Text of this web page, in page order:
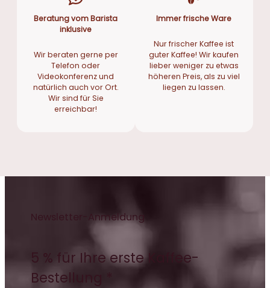
Beratung vom Barista
inklusive
Wir beraten gerne per
Telefon oder
Videokonferenz und
natürlich auch vor Ort.
Wir sind für Sie
erreichbar!
Immer frische Ware
Nur frischer Kaffee ist
guter Kaffee! Wir kaufen
lieber weniger zu etwas
höheren Preis, als zu viel
liegen zu lassen.
Newsletter-Anmeldung
5 % für Ihre erste Kaffee-
Bestellung *